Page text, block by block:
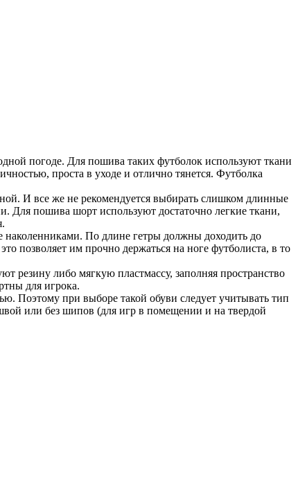
погоде. Для пошива таких футболок используют ткани
проста в уходе и отлично тянется. Футболка
И все же не рекомендуется выбирать слишком длинные
Для пошива шорт используют достаточно легкие ткани,
наколенниками. По длине гетры должны доходить до
позволяет им прочно держаться на ноге футболиста, в то
резину либо мягкую пластмассу, заполняя пространство
для игрока.
Поэтому при выборе такой обуви следует учитывать тип
или без шипов (для игр в помещении и на твердой